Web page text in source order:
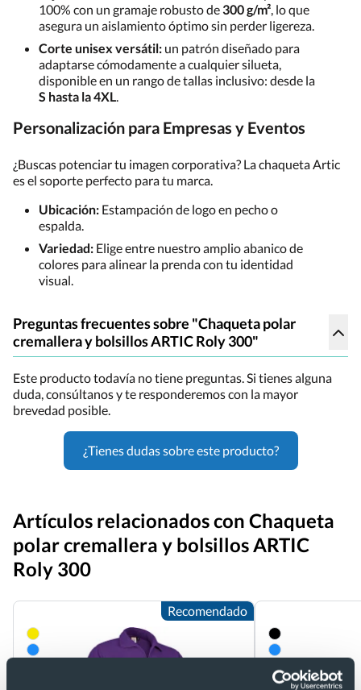
100% con un gramaje robusto de300 g/m², lo que
asegura un aislamiento óptimo sin perder ligereza.
Corte unisex versátil: un patrón diseñado para
adaptarse cómodamente a cualquier silueta,
disponible en un rango de tallas inclusivo: desde la
S hasta la 4XL.
Personalización para Empresas y Eventos
¿Buscas potenciar tu imagen corporativa? La chaqueta Artic
es el soporte perfecto para tu marca.
Ubicación: Estampación de logo en pecho o
espalda.
Variedad: Elige entre nuestro amplio abanico de
colores para alinear la prenda con tu identidad
visual.
Preguntas frecuentes sobre "Chaqueta polar
cremallera y bolsillos ARTIC Roly 300"
Este producto todavía no tiene preguntas. Si tienes alguna
duda, consúltanos y te responderemos con la mayor
brevedad posible.
¿Tienes dudas sobre este producto?
Artículos relacionados con Chaqueta
polar cremallera y bolsillos ARTIC
Roly 300
Recomendado